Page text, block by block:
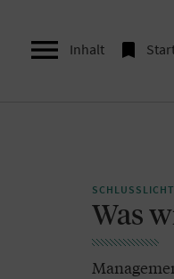
 Inhalt 
SCHLUSSLICHT
Was